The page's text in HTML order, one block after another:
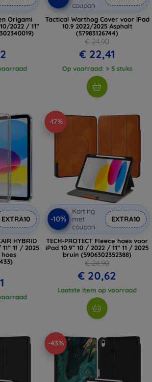
Origami
2022 / 11”
coupon
Tactical Warthog Cover voor iPad
10.9 2022/2025 Asphalt
(57983126744)
€ 24,90
€ 22,41
Op voorraad: > 5 stuks
EXTRA10
HYBRID
11 / 2025
-17%
-10%
Korting
met
coupon
EXTRA10
TECH-PROTECT Fleece hoes voor
iPad 10.9” 10 / 2022 / 11” 11 / 2025
bruin (5906302352388)
€ 24,90
€ 20,62
Laatste item op voorraad
-43%